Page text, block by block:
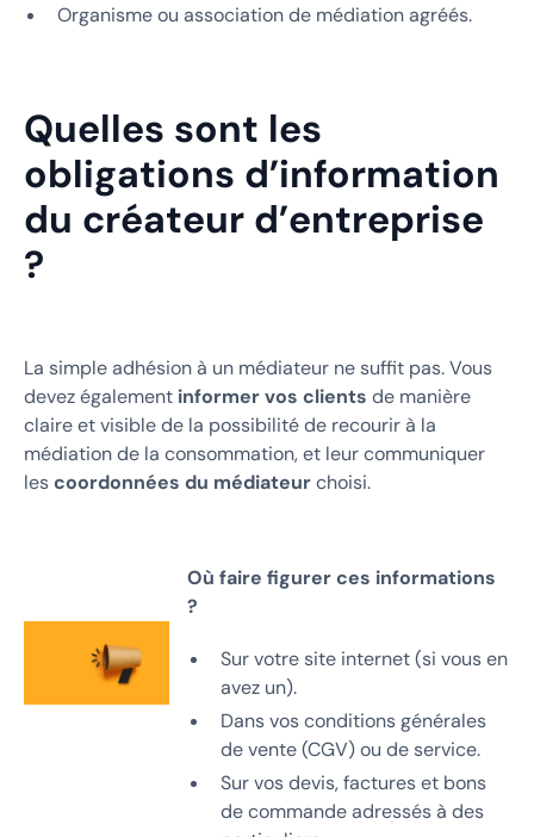
Organisme ou association de médiation agréés.
Quelles sont les
obligations d’information
du créateur d’entreprise
?
La simple adhésion à un médiateur ne suffit pas. Vous
devez également informer vos clients de manière
claire et visible de la possibilité de recourir à la
médiation de la consommation, et leur communiquer
lescoordonnées du médiateurchoisi.
Où faire figurer ces informations
?
Sur votre site internet (si vous en
avez un).
Dans vos conditions générales
de vente (CGV) ou de service.
Sur vos devis, factures et bons
de commande adressés à des